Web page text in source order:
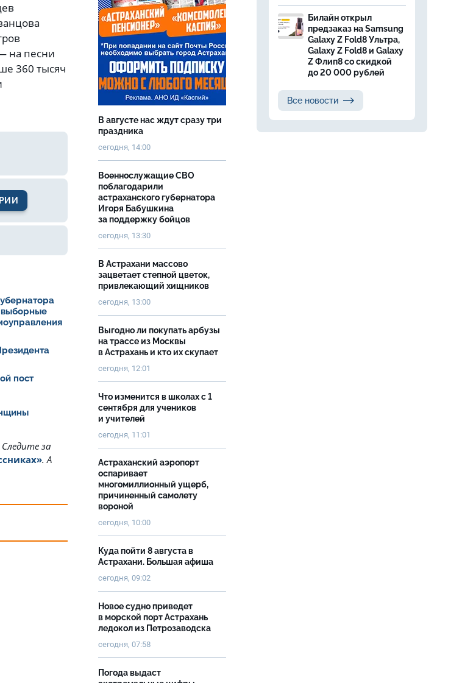
на песни
360 тысяч
выборные
пост
Cледите за
. А
В августе нас ждут сразу три
праздника
сегодня, 14:00
Военнослужащие СВО
поблагодарили
астраханского губернатора
Игоря Бабушкина
за поддержку бойцов
сегодня, 13:30
В Астрахани массово
зацветает степной цветок,
привлекающий хищников
сегодня, 13:00
Выгодно ли покупать арбузы
на трассе из Москвы
в Астрахань и кто их скупает
сегодня, 12:01
Что изменится в школах с 1
сентября для учеников
и учителей
сегодня, 11:01
Астраханский аэропорт
оспаривает
многомиллионный ущерб,
причиненный самолету
вороной
сегодня, 10:00
Куда пойти 8 августа в
Астрахани. Большая афиша
сегодня, 09:02
Новое судно приведет
в морской порт Астрахань
ледокол из Петрозаводска
сегодня, 07:58
Погода выдаст
Билайн открыл
предзаказ на Samsung
Galaxy Z Fold8 Ультра,
Galaxy Z Fold8 и Galaxy
Z Флип8 со скидкой
до 20 000 рублей
Все новости